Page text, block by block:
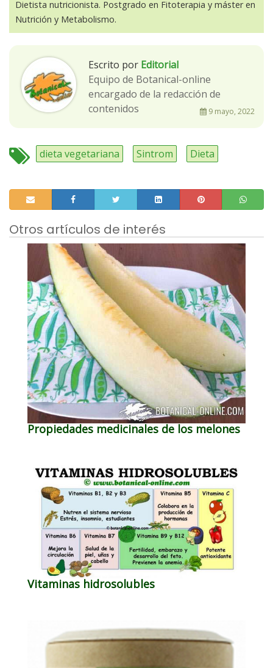
Dietista nutricionista. Postgrado en Fitoterapia y máster en
Nutrición y Metabolismo.
Escrito por Editorial
Equipo de Botanical-online
encargado de la redacción de
contenidos
9 mayo, 2022
dieta vegetariana Sintrom Dieta
Otros artículos de interés
Propiedades medicinales de los melones
Vitaminas hidrosolubles